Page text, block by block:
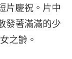
片慶祝。片中
發著滿滿的少
之齡。